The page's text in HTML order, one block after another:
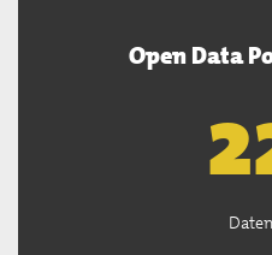
Open Data